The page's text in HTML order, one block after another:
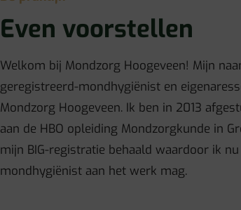
Even voorstellen
Welkom bij Mondzorg Hoogeveen! Mijn
geregistreerd-mondhygiënist en
Mondzorg Hoogeveen. Ik ben in 2013
aan de HBO opleiding Mondzorgkunde in
mijn BIG-registratie behaald waardoor ik
mondhygiënist aan het werk mag.